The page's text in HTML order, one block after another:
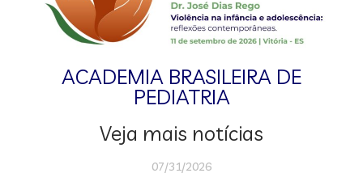
ACADEMIA BRASILEIRA DE
PEDIATRIA
Veja mais notícias
07/31/2026